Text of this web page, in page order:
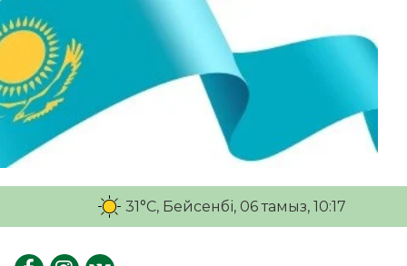
31°C, Бейсенбі, 06 тамыз, 10:17